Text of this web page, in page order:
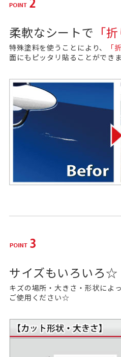
柔軟なシートで 「
特殊塗料を使うことにより、 「
面にもピッタリ貼ることができ
サイズもいろいろ☆
キズの場所・大きさ・形状によ
ご使用ください☆